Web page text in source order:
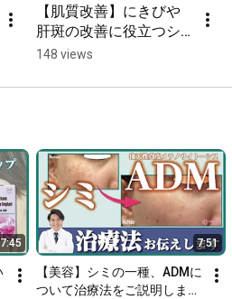
【肌質改善】にきびや
肝斑の改善に役立つシ
ルクロについてご説明
148 views
7:45 7:51
【美容】シミの一種、ADMに
ついて治療法をご説明しま